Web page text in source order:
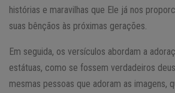
histórias e maravilhas que Ele já nos
suas bênçãos às próximas gerações.
Em seguida, os versículos abordam a
estátuas, como se fossem verdadeiros
mesmas pessoas que adoram as imagens,